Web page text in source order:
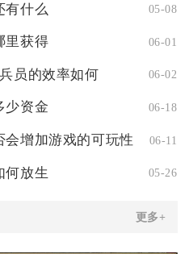
有什么 05-08
里获得 06-01
员的效率如何 06-02
少资金 06-18
会增加游戏的可玩性 06-11
何放生 05-26
更多+